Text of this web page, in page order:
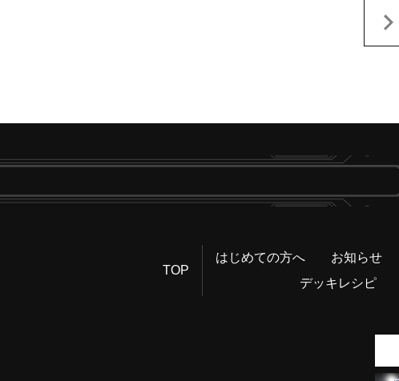
TOP
はじめての方へ お知らせ
デッキレシピ